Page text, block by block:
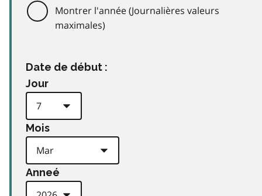
Montrer l'année (Journalières valeurs
maximales)
Date de début :
Jour
Mois
Anneé